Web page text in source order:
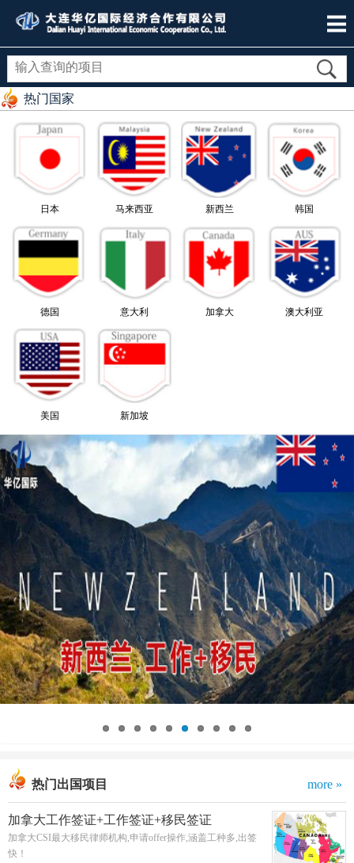
热门国家
日本 马来西亚 新西兰 韩国
德国 意大利 加拿大 澳大利亚
美国 新加坡
热门出国项目 more »
加拿大工作签证+工作签证+移民签证
加拿大CSI最大移民律师机构,申请offer操作,涵盖工种多,出签
快！